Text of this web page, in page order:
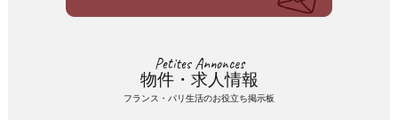
Petites Annonces
物件・求人情報
フランス・パリ生活のお役立ち掲示板